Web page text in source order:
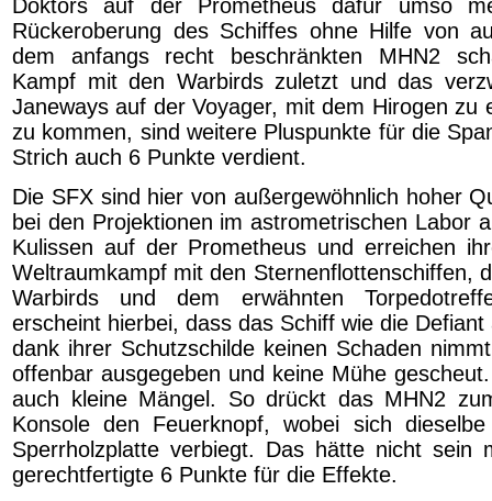
Doktors auf der Prometheus dafür umso
Rückeroberung des Schiffes ohne Hilfe von
dem anfangs recht beschränkten MHN2
Kampf mit den Warbirds zuletzt und das
Janeways auf der Voyager, mit dem Hirogen zu
zu kommen, sind weitere Pluspunkte für die
Strich auch 6 Punkte verdient.
Die SFX sind hier von außergewöhnlich hoher
bei den Projektionen im astrometrischen Labor
Kulissen auf der Prometheus und erreichen
Weltraumkampf mit den Sternenflottenschiffen,
Warbirds und dem erwähnten
erscheint hierbei, dass das Schiff wie die
dank ihrer Schutzschilde keinen Schaden
offenbar ausgegeben und keine Mühe
auch kleine Mängel. So drückt das MHN2
Konsole den Feuerknopf, wobei sich
Sperrholzplatte verbiegt. Das hätte nicht sein
gerechtfertigte 6 Punkte für die Effekte.